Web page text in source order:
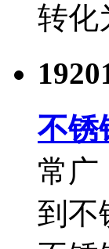
转化
19
不锈
常广
到不